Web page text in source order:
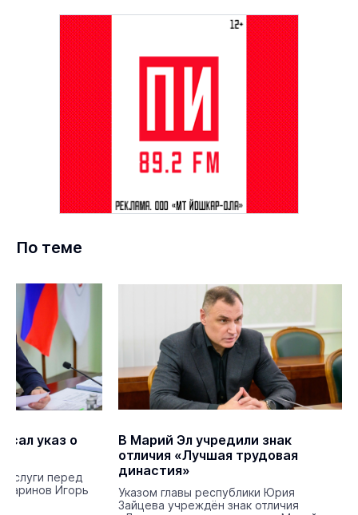
По теме
указ о
перед
Игорь
В Марий Эл учредили знак
отличия «Лучшая трудовая
династия»
Указом главы республики Юрия
Зайцева учреждён знак отличия